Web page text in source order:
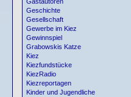
Geschichte
Gesellschaft
Gewerbe im Kiez
Gewinnspiel
Grabowskis Katze
Kiez
Kiezfundstücke
KiezRadio
Kiezreportagen
Kinder und Jugendliche